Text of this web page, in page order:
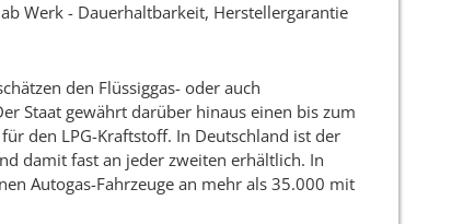
Werk - Dauerhaltbarkeit, Herstellergarantie
den Flüssiggas- oder auch
Staat gewährt darüber hinaus einen bis zum
den LPG-Kraftstoff. In Deutschland ist der
damit fast an jeder zweiten erhältlich. In
Autogas-Fahrzeuge an mehr als 35.000 mit